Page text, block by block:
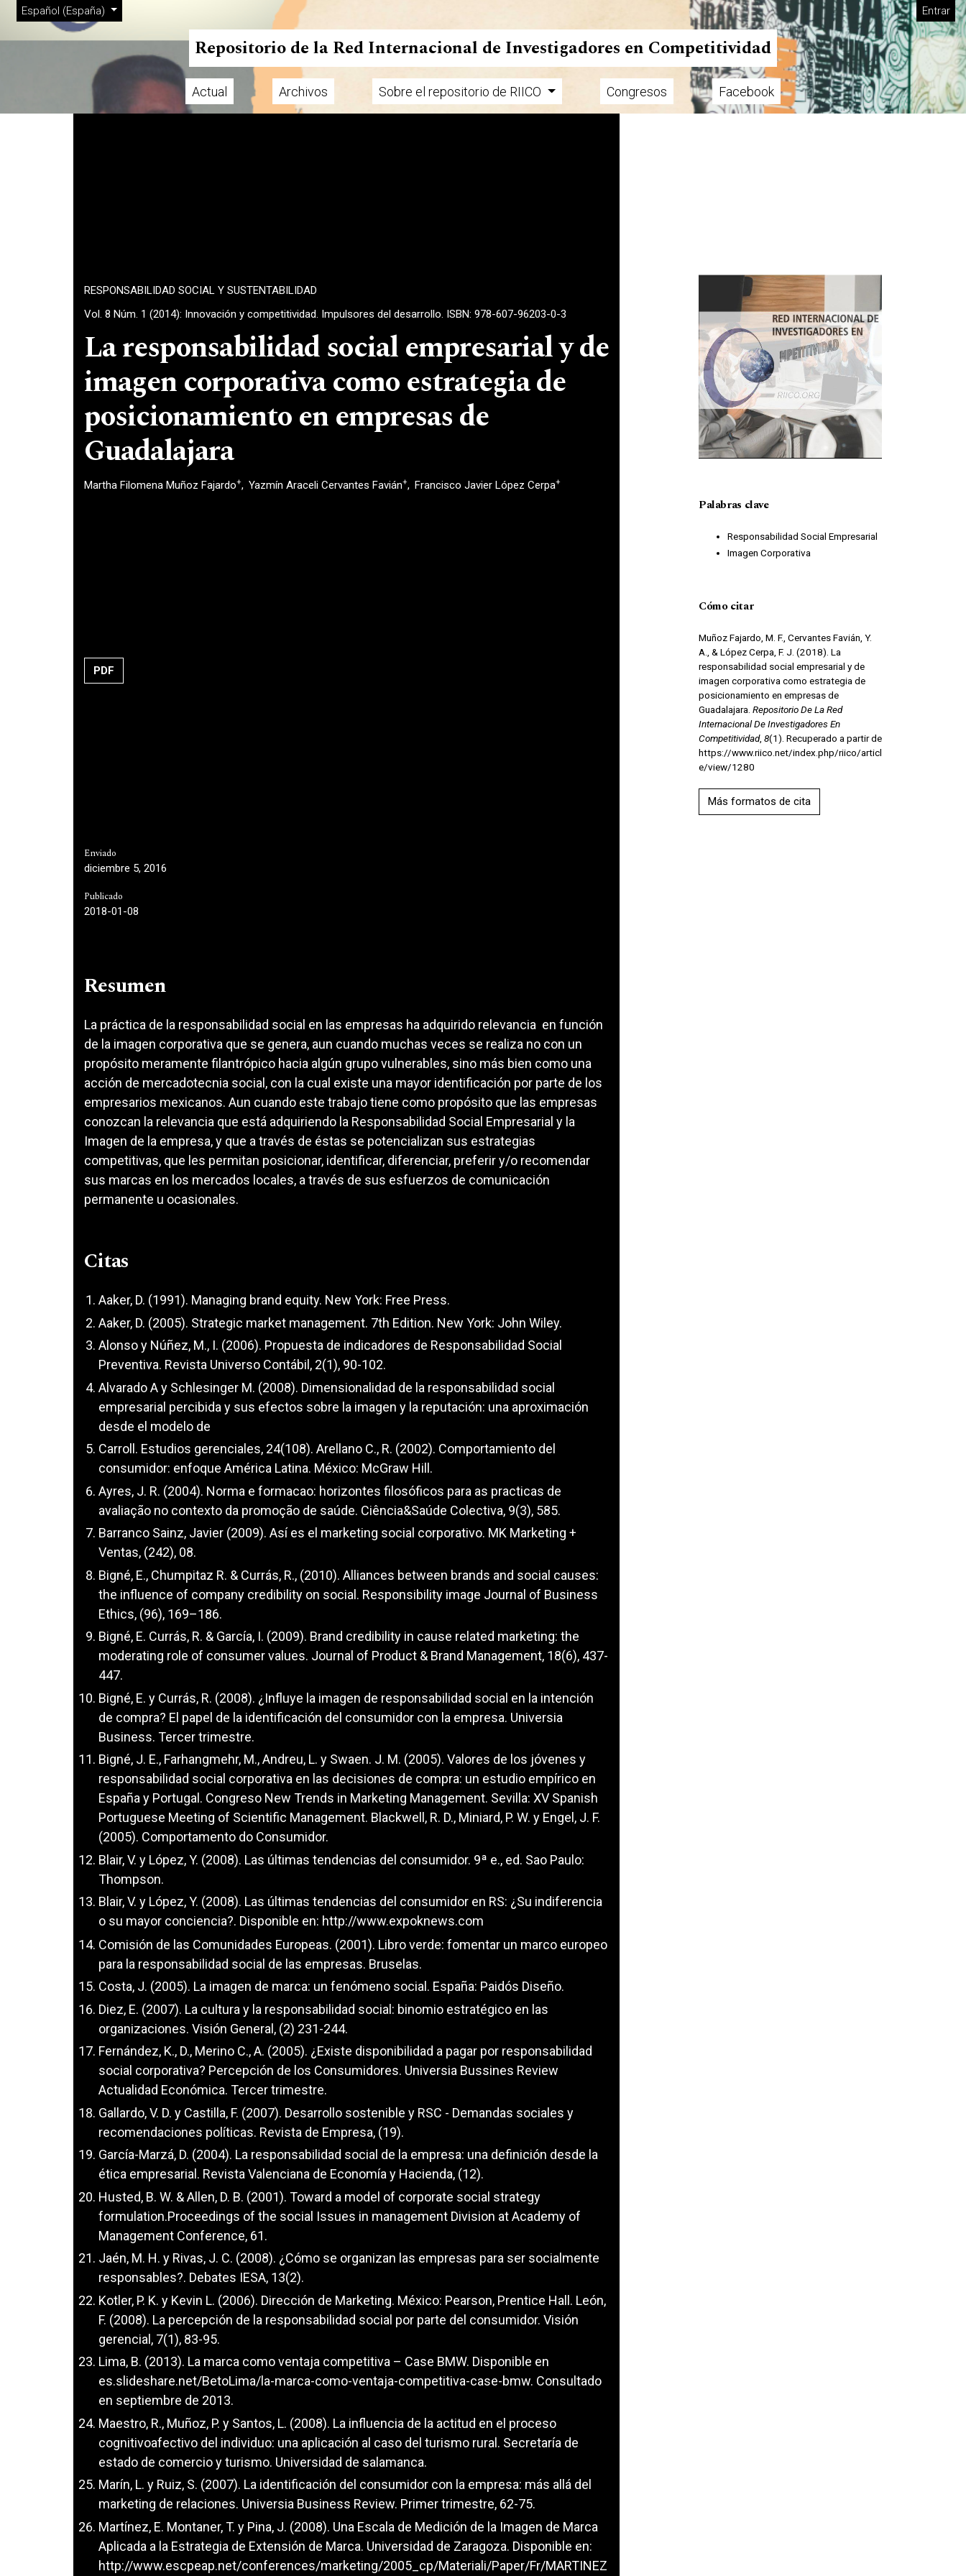
Ir al menú de navegación principal
Ir al contenido principal
Ir al pie de página del sitio
Cambiar el idioma. El actual es:
Español (España)
Menú de administración Entrar
Repositorio de la Red Internacional de Investigadores en Competitividad
Menú principal Actual Archivos Sobre el repositorio de RIICO Congresos Facebook
RESPONSABILIDAD SOCIAL Y SUSTENTABILIDAD
Vol. 8 Núm. 1 (2014): Innovación y competitividad. Impulsores del desarrollo. ISBN: 978-607-96203-0-3
La responsabilidad social empresarial y de
imagen corporativa como estrategia de
posicionamiento en empresas de
Guadalajara
Martha Filomena Muñoz Fajardo+ Yazmín Araceli Cervantes Favián+ Francisco Javier López Cerpa+
PDF
Enviado
diciembre 5, 2016
Publicado
2018-01-08
Resumen
La práctica de la responsabilidad social en las empresas ha adquirido relevancia en función
de la imagen corporativa que se genera, aun cuando muchas veces se realiza no con un
propósito meramente filantrópico hacia algún grupo vulnerables, sino más bien como una
acción de mercadotecnia social, con la cual existe una mayor identificación por parte de los
empresarios mexicanos. Aun cuando este trabajo tiene como propósito que las empresas
conozcan la relevancia que está adquiriendo la Responsabilidad Social Empresarial y la
Imagen de la empresa, y que a través de éstas se potencializan sus estrategias
competitivas, que les permitan posicionar, identificar, diferenciar, preferir y/o recomendar
sus marcas en los mercados locales, a través de sus esfuerzos de comunicación
permanente u ocasionales.
Citas
Aaker, D. (1991). Managing brand equity. New York: Free Press.
Aaker, D. (2005). Strategic market management. 7th Edition. New York: John Wiley.
Alonso y Núñez, M., I. (2006). Propuesta de indicadores de Responsabilidad Social
Preventiva. Revista Universo Contábil, 2(1), 90-102.
Alvarado A y Schlesinger M. (2008). Dimensionalidad de la responsabilidad social
empresarial percibida y sus efectos sobre la imagen y la reputación: una aproximación
desde el modelo de
Carroll. Estudios gerenciales, 24(108). Arellano C., R. (2002). Comportamiento del
consumidor: enfoque América Latina. México: McGraw Hill.
Ayres, J. R. (2004). Norma e formacao: horizontes filosóficos para as practicas de
avaliação no contexto da promoção de saúde. Ciência&Saúde Colectiva, 9(3), 585.
Barranco Sainz, Javier (2009). Así es el marketing social corporativo. MK Marketing +
Ventas, (242), 08.
Bigné, E., Chumpitaz R. & Currás, R., (2010). Alliances between brands and social causes:
the influence of company credibility on social. Responsibility image Journal of Business
Ethics, (96), 169–186.
Bigné, E. Currás, R. & García, I. (2009). Brand credibility in cause related marketing: the
moderating role of consumer values. Journal of Product & Brand Management, 18(6), 437-
447.
Bigné, E. y Currás, R. (2008). ¿Influye la imagen de responsabilidad social en la intención
de compra? El papel de la identificación del consumidor con la empresa. Universia
Business. Tercer trimestre.
Bigné, J. E., Farhangmehr, M., Andreu, L. y Swaen. J. M. (2005). Valores de los jóvenes y
responsabilidad social corporativa en las decisiones de compra: un estudio empírico en
España y Portugal. Congreso New Trends in Marketing Management. Sevilla: XV Spanish
Portuguese Meeting of Scientific Management. Blackwell, R. D., Miniard, P. W. y Engel, J. F.
(2005). Comportamento do Consumidor.
Blair, V. y López, Y. (2008). Las últimas tendencias del consumidor. 9ª e., ed. Sao Paulo:
Thompson.
Blair, V. y López, Y. (2008). Las últimas tendencias del consumidor en RS: ¿Su indiferencia
o su mayor conciencia?. Disponible en: http://www.expoknews.com
Comisión de las Comunidades Europeas. (2001). Libro verde: fomentar un marco europeo
para la responsabilidad social de las empresas. Bruselas.
Costa, J. (2005). La imagen de marca: un fenómeno social. España: Paidós Diseño.
Diez, E. (2007). La cultura y la responsabilidad social: binomio estratégico en las
organizaciones. Visión General, (2) 231-244.
Fernández, K., D., Merino C., A. (2005). ¿Existe disponibilidad a pagar por responsabilidad
social corporativa? Percepción de los Consumidores. Universia Bussines Review
Actualidad Económica. Tercer trimestre.
Gallardo, V. D. y Castilla, F. (2007). Desarrollo sostenible y RSC - Demandas sociales y
recomendaciones políticas. Revista de Empresa, (19).
García-Marzá, D. (2004). La responsabilidad social de la empresa: una definición desde la
ética empresarial. Revista Valenciana de Economía y Hacienda, (12).
Husted, B. W. & Allen, D. B. (2001). Toward a model of corporate social strategy
formulation.Proceedings of the social Issues in management Division at Academy of
Management Conference, 61.
Jaén, M. H. y Rivas, J. C. (2008). ¿Cómo se organizan las empresas para ser socialmente
responsables?. Debates IESA, 13(2).
Kotler, P. K. y Kevin L. (2006). Dirección de Marketing. México: Pearson, Prentice Hall. León,
F. (2008). La percepción de la responsabilidad social por parte del consumidor. Visión
gerencial, 7(1), 83-95.
Lima, B. (2013). La marca como ventaja competitiva – Case BMW. Disponible en
es.slideshare.net/BetoLima/la-marca-como-ventaja-competitiva-case-bmw. Consultado
en septiembre de 2013.
Maestro, R., Muñoz, P. y Santos, L. (2008). La influencia de la actitud en el proceso
cognitivoafectivo del individuo: una aplicación al caso del turismo rural. Secretaría de
estado de comercio y turismo. Universidad de salamanca.
Marín, L. y Ruiz, S. (2007). La identificación del consumidor con la empresa: más allá del
marketing de relaciones. Universia Business Review. Primer trimestre, 62-75.
Martínez, E. Montaner, T. y Pina, J. (2008). Una Escala de Medición de la Imagen de Marca
Aplicada a la Estrategia de Extensión de Marca. Universidad de Zaragoza. Disponible en:
http://www.escpeap.net/conferences/marketing/2005_cp/Materiali/Paper/Fr/MARTINEZ
Imagen de portada
Palabras clave
Responsabilidad Social Empresarial
Imagen Corporativa
Cómo citar
Muñoz Fajardo, M. F., Cervantes Favián, Y.
A., & López Cerpa, F. J. (2018). La
responsabilidad social empresarial y de
imagen corporativa como estrategia de
posicionamiento en empresas de
Guadalajara. Repositorio De La Red
Internacional De Investigadores En
Competitividad, 8(1). Recuperado a partir de
https://www.riico.net/index.php/riico/articl
e/view/1280
Más formatos de cita